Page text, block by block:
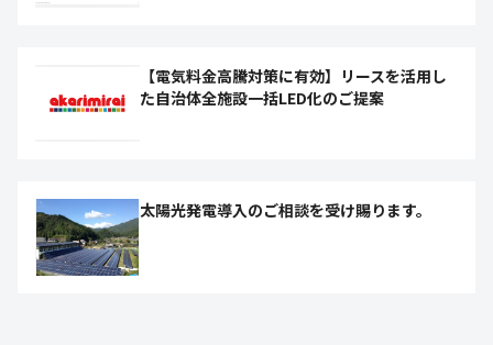
【電気料金高騰対策に有効】リースを活用し
た自治体全施設一括LED化のご提案
太陽光発電導入のご相談を受け賜ります。